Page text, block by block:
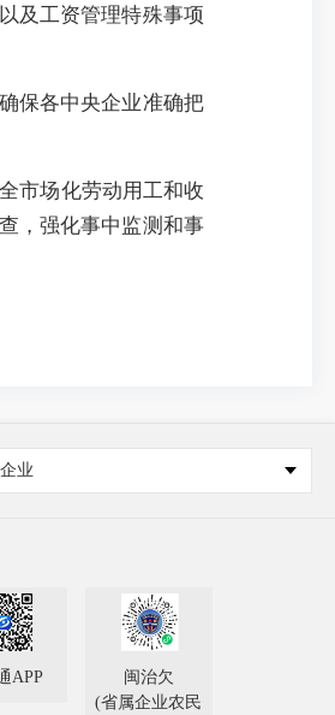
及工资管理特殊事项
保各中央企业准确把
市场化劳动用工和收
，强化事中监测和事
业
APP
闽治欠
(省属企业农民